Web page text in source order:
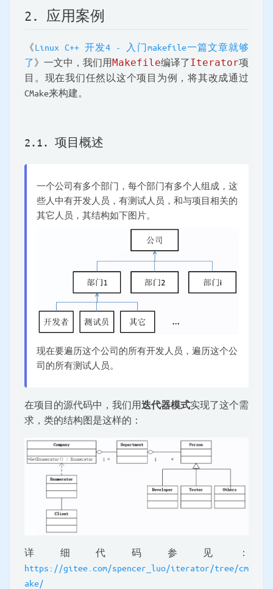
2. 应用案例
《Linux C++ 开发4 - 入门makefile一篇文章就够
了》一文中，我们用 Makefile编译了Iterator项
目。现在我们任然以这个项目为例，将其改成通过
CMake来构建。
2.1. 项目概述
一个公司有多个部门，每个部门有多个人组成，这
些人中有开发人员，有测试人员，和与项目相关的
其它人员，其结构如下图片。
现在要遍历这个公司的所有开发人员，遍历这个公
司的所有测试人员。
在项目的源代码中，我们用迭代器模式实现了这个需
求，类的结构图是这样的：
详细代码参见：
https://gitee.com/spencer_luo/iterator/tree/cm
ake/